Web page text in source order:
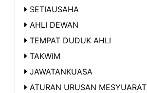
SETIAUSAHA
AHLI DEWAN
TEMPAT DUDUK AHLI
TAKWIM
JAWATANKUASA
ATURAN URUSAN MESYUARAT